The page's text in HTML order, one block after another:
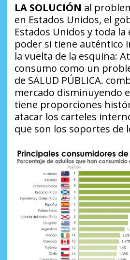
LA SOLUCIÓN al
en Estados Unidos, el
Estados Unidos y toda
poder si tiene auténtico
la vuelta de la esquina:
consumo como un
de SALUD PÚBLICA.
mercado disminuyendo
tiene proporciones
atacar los carteles
que son los soportes de